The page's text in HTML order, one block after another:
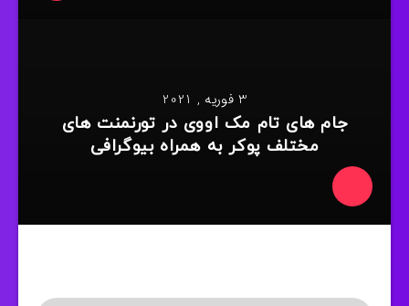
3 فوریه , 2021
جام های تام مک اووی در تورنمنت های
مختلف پوکر به همراه بیوگرافی